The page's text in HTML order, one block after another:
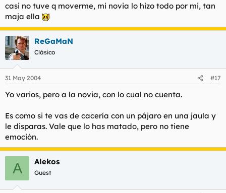
casi no tuve q moverme, mi novia lo hizo todo por mi, tan
maja ella
ReGaMaN
Clásico
31 May 2004 #17
Yo varios, pero a la novia, con lo cual no cuenta.
Es como si te vas de cacería con un pájaro en una jaula y
le disparas. Vale que lo has matado, pero no tiene
emoción.
A Alekos
Guest